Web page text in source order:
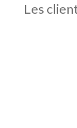
Les